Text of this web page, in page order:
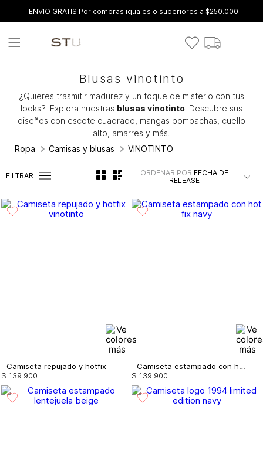
ENVÍO GRATIS Por compras iguales o superiores a $250.000
Blusas vinotinto
¿Quieres trasmitir madurez y un toque de misterio con tus
looks? ¡Explora nuestras blusas vinotinto! Descubre sus
diseños con escote cuadrado, mangas bombachas, cuello
alto, amarres y más.
Ropa
Camisas y blusas VINOTINTO
FILTRAR ORDENAR POR FECHA DE
RELEASE
Camiseta repujado y hotfix
$ 139.900
Camiseta estampado con hot fix
$ 139.900